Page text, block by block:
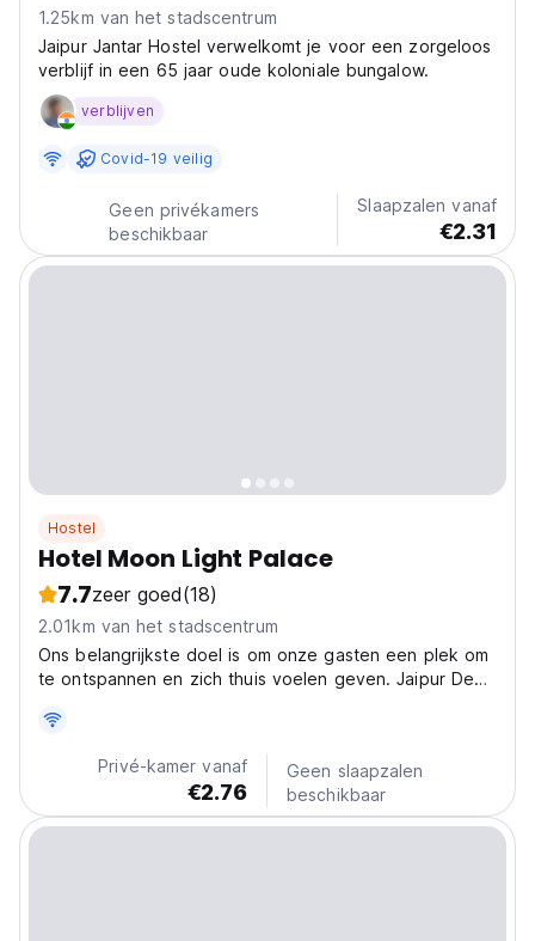
1.25km van het stadscentrum
Jaipur Jantar Hostel verwelkomt je voor een zorgeloos
verblijf in een 65 jaar oude koloniale bungalow.
verblijven
Covid-19 veilig
Geen privékamers
beschikbaar
Slaapzalen vanaf
€2.31
Hostel
Hotel Moon Light Palace
7.7zeer goed(18)
2.01km van het stadscentrum
Ons belangrijkste doel is om onze gasten een plek om
te ontspannen en zich thuis voelen geven. Jaipur De
Monumenten, ook bekend om geweldige gastvrijheid.
Hotel Moon Light Palace, Jaipur die dezelfde...
Privé-kamer vanaf
€2.76
Geen slaapzalen
beschikbaar